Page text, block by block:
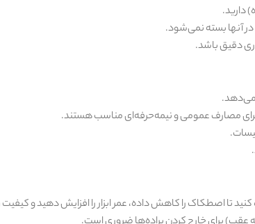
دارید.
در آنها بسته نمی‌شود.
دقیق باشد.
برای مصارف عمومی و نیمه‌حرفه‌ای مناسب هستند.
تا اصطکاک را کاهش داده، عمر ابزار را افزایش دهید و کیفیت